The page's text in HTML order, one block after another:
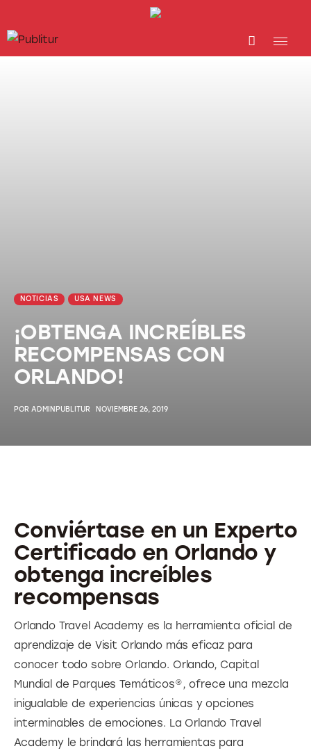
INICIO
NOTICIAS USA NEWS
¡OBTENGA INCREÍBLES
RECOMPENSAS CON
ORLANDO!
POR ADMINPUBLITUR NOVIEMBRE 26, 2019
Conviértase en un Experto
Certificado en Orlando y
obtenga increíbles
recompensas
Orlando Travel Academy es la herramienta oficial de
aprendizaje de Visit Orlando más eficaz para
conocer todo sobre Orlando. Orlando, Capital
Mundial de Parques Temáticos®, ofrece una mezcla
inigualable de experiencias únicas y opciones
interminables de emociones. La Orlando Travel
Academy le brindará las herramientas para